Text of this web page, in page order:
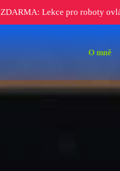
ZDARMA: Lekce pro roboty
O mně